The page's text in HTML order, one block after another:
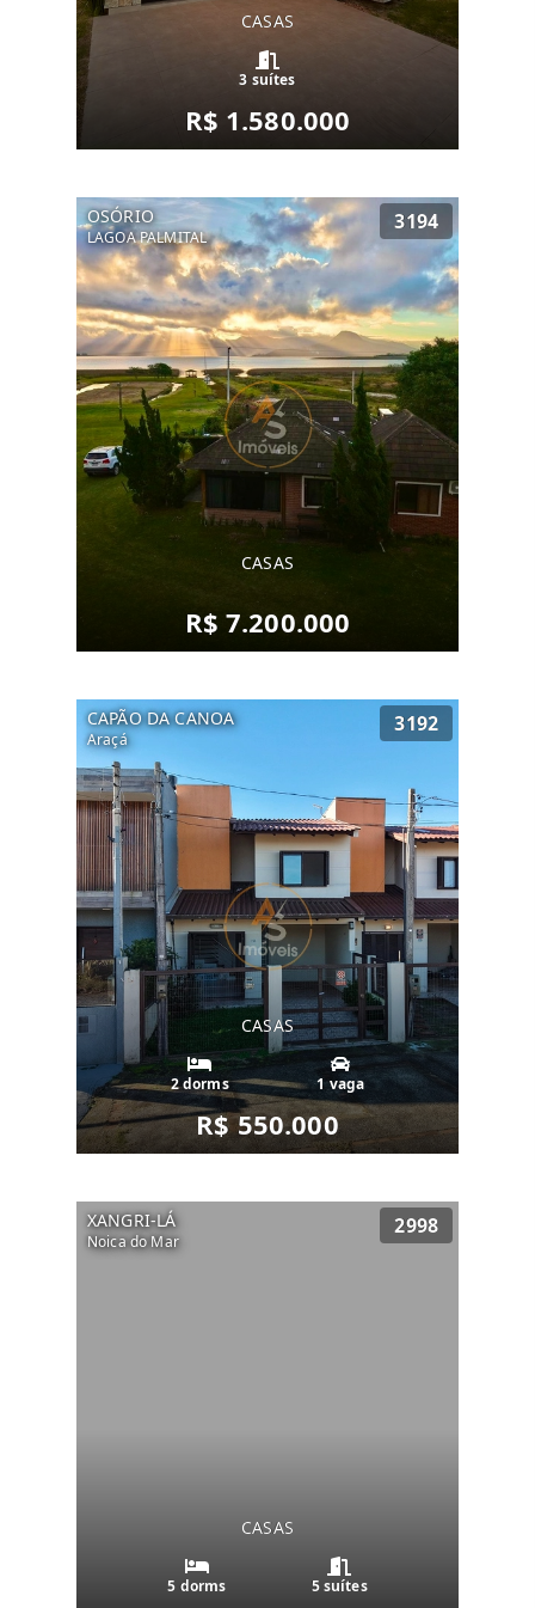
CASAS
3 suítes
R$ 1.580.000
OSÓRIO
LAGOA PALMITAL
3194
CASAS
R$ 7.200.000
CAPÃO DA CANOA
Araçá
3192
CASAS
2 dorms 1 vaga
R$ 550.000
XANGRI-LÁ
Noica do Mar
2998
CASAS
5 dorms 5 suítes